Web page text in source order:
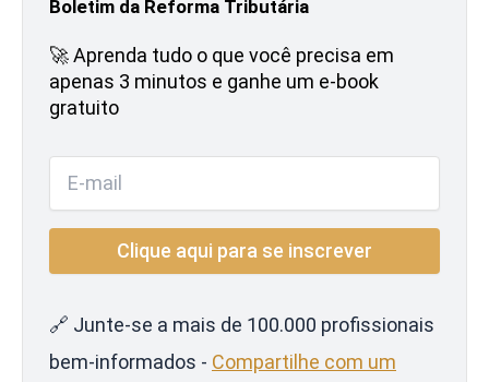
Boletim da Reforma Tributária
🚀 Aprenda tudo o que você precisa em
apenas 3 minutos e ganhe um e-book
gratuito
🔗 Junte-se a mais de 100.000 profissionais
bem-informados - Compartilhe com um